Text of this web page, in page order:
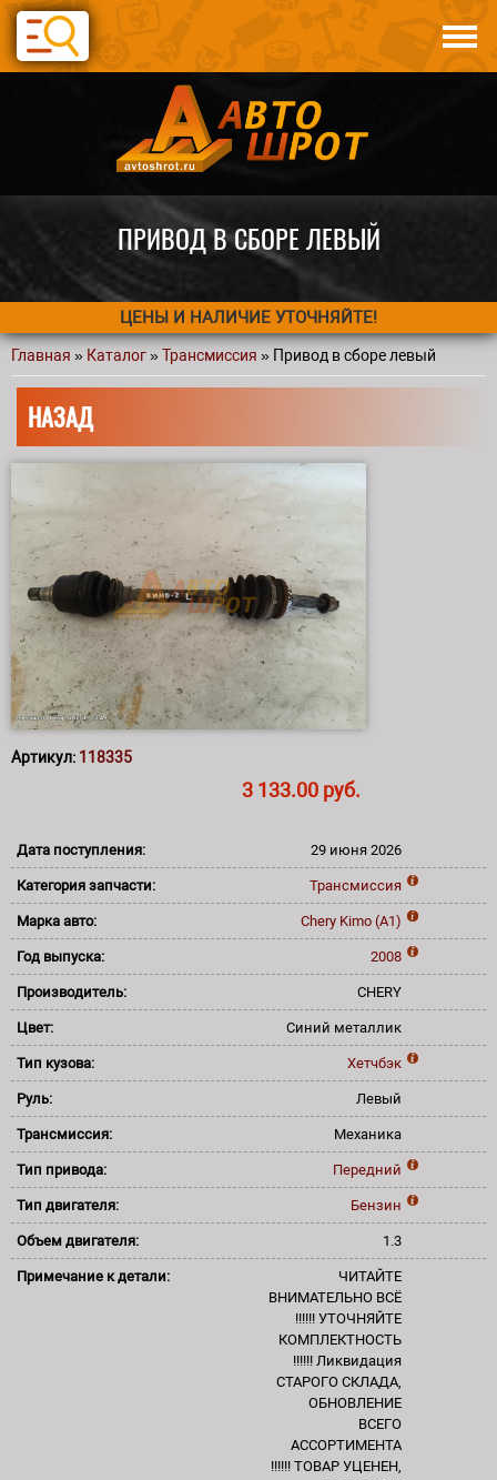
Перейти к основному содержанию
Авто по запчастям
Статьи
ПРИВОД В СБОРЕ ЛЕВЫЙ
ЦЕНЫ И НАЛИЧИЕ УТОЧНЯЙТЕ!
Вы здесь
Главная » Каталог»Трансмиссия » Привод в сборе левый
НАЗАД
Артикул: 118335
3 133.00 руб.
Дата поступления: 29 июня 2026
Категория запчасти: Трансмиссия
Марка авто: Chery Kimo (A1)
Год выпуска: 2008
Производитель: CHERY
Цвет: Синий металлик
Тип кузова: Хетчбэк
Руль: Левый
Трансмиссия: Механика
Тип привода: Передний
Тип двигателя: Бензин
Объем двигателя: 1.3
Примечание к детали:
ЧИТАЙТЕ
ВНИМАТЕЛЬНО ВСЁ
!!!!!! УТОЧНЯЙТЕ
КОМПЛЕКТНОСТЬ
!!!!!! Ликвидация
СТАРОГО СКЛАДА,
ОБНОВЛЕНИЕ
ВСЕГО
АССОРТИМЕНТА
!!!!!! ТОВАР УЦЕНЕН,